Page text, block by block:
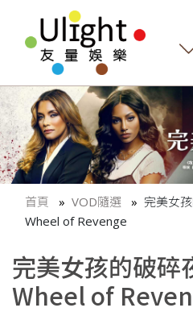
首頁 VOD隨選
完美女
Wheel of Revenge
完美女孩的破
Wheel of